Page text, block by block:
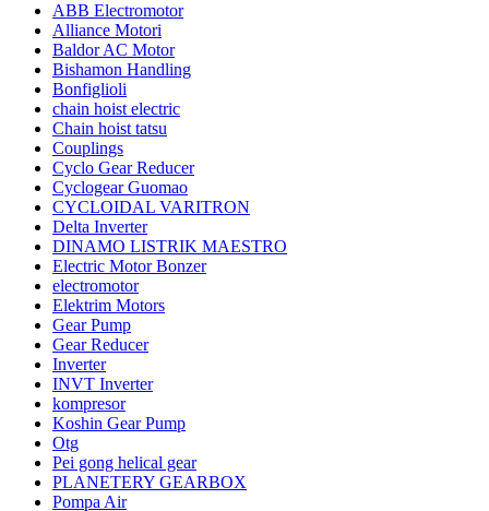
ABB Electromotor
Alliance Motori
Baldor AC Motor
Bishamon Handling
Bonfiglioli
chain hoist electric
Chain hoist tatsu
Couplings
Cyclo Gear Reducer
Cyclogear Guomao
CYCLOIDAL VARITRON
Delta Inverter
DINAMO LISTRIK MAESTRO
Electric Motor Bonzer
electromotor
Elektrim Motors
Gear Pump
Gear Reducer
Inverter
INVT Inverter
kompresor
Koshin Gear Pump
Otg
Pei gong helical gear
PLANETERY GEARBOX
Pompa Air